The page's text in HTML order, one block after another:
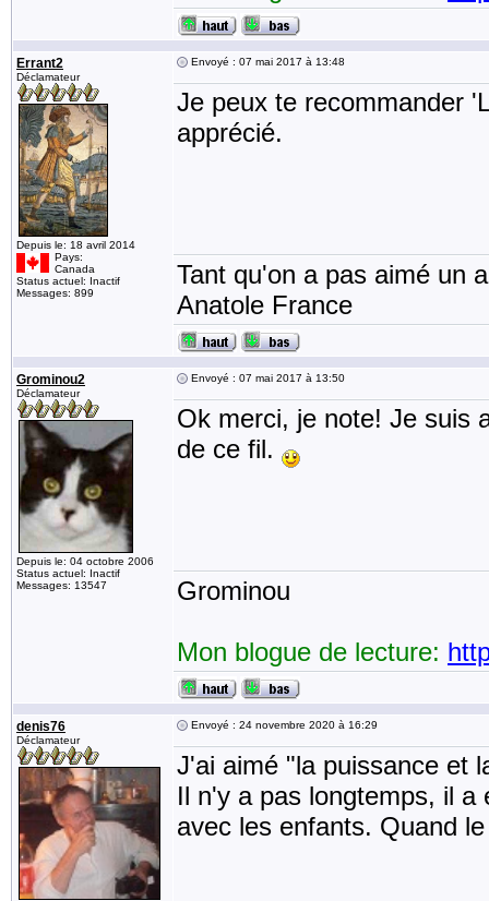
Errant2
Déclamateur
Depuis le: 18 avril 2014
Pays:
Canada
Status actuel: Inactif
Messages: 899
Envoyé : 07 mai 2017 à 13:48
Je peux te recommander
apprécié.
Tant qu'on a pas aimé un
Anatole France
Grominou2
Déclamateur
Depuis le: 04 octobre 2006
Status actuel: Inactif
Messages: 13547
Envoyé : 07 mai 2017 à 13:50
Ok merci, je note! Je suis
de ce fil.
Grominou
Mon blogue de lecture:
denis76
Déclamateur
Envoyé : 24 novembre 2020 à 16:29
J'ai aimé "la puissance et
Il n'y a pas longtemps, il a
avec les enfants. Quand